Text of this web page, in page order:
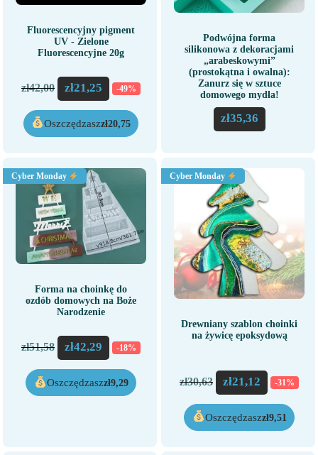
Fluorescencyjny pigment
UV - Zielone
Fluorescencyjne 20g
zł42,00 zł21,25 -49%
Oszczędzaszzł20,75
Podwójna forma
silikonowa z dekoracjami
„arabeskowymi”
(prostokątna i owalna):
Zanurz się w sztuce
domowego mydła!
zł35,36
Cyber Monday
Forma na choinkę do
ozdób domowych na Boże
Narodzenie
zł51,58 zł42,29 -18%
Oszczędzaszzł9,29
Cyber Monday
Drewniany szablon choinki
na żywicę epoksydową
zł30,63 zł21,12 -31%
Oszczędzaszzł9,51